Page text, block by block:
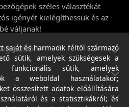
széles választékát
igényét kielégíthessük és az
váljanak!
saját és harmadik féltől származó
sütik, amelyek szükségesek a
funkcionális sütik, amelyek
a weboldal használatakor;
összesített adatok előállítására
és a statisztikákról; és